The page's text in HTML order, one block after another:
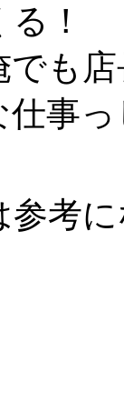
！
も
事
参考